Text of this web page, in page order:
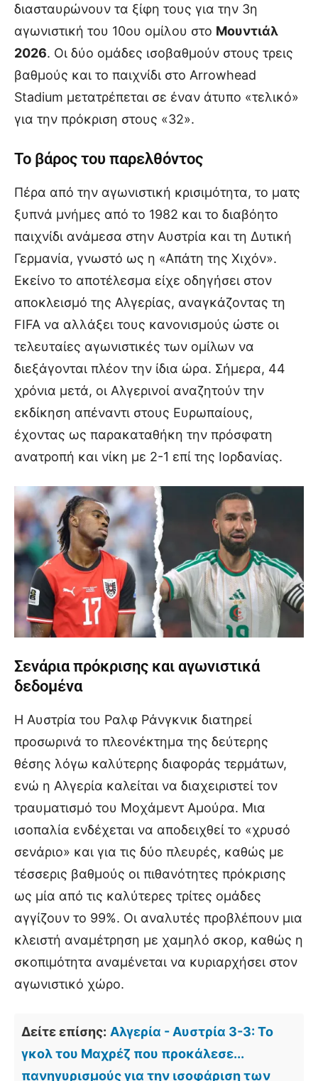
διασταυρώνουν τα ξίφη τους για την 3η
αγωνιστική του 10ου ομίλου στο Μουντιάλ
2026. Οι δύο ομάδες ισοβαθμούν στους τρεις
βαθμούς και το παιχνίδι στο Arrowhead
Stadium μετατρέπεται σε έναν άτυπο «τελικό»
για την πρόκριση στους «32».
Το βάρος του παρελθόντος
Πέρα από την αγωνιστική κρισιμότητα, το ματς
ξυπνά μνήμες από το 1982 και το διαβόητο
παιχνίδι ανάμεσα στην Αυστρία και τη Δυτική
Γερμανία, γνωστό ως η «Απάτη της Χιχόν».
Εκείνο το αποτέλεσμα είχε οδηγήσει στον
αποκλεισμό της Αλγερίας, αναγκάζοντας τη
FIFA να αλλάξει τους κανονισμούς ώστε οι
τελευταίες αγωνιστικές των ομίλων να
διεξάγονται πλέον την ίδια ώρα. Σήμερα, 44
χρόνια μετά, οι Αλγερινοί αναζητούν την
εκδίκηση απέναντι στους Ευρωπαίους,
έχοντας ως παρακαταθήκη την πρόσφατη
ανατροπή και νίκη με 2-1 επί της Ιορδανίας.
Σενάρια πρόκρισης και αγωνιστικά
δεδομένα
Η Αυστρία του Ραλφ Ράνγκνικ διατηρεί
προσωρινά το πλεονέκτημα της δεύτερης
θέσης λόγω καλύτερης διαφοράς τερμάτων,
ενώ η Αλγερία καλείται να διαχειριστεί τον
τραυματισμό του Μοχάμεντ Αμούρα. Μια
ισοπαλία ενδέχεται να αποδειχθεί το «χρυσό
σενάριο» και για τις δύο πλευρές, καθώς με
τέσσερις βαθμούς οι πιθανότητες πρόκρισης
ως μία από τις καλύτερες τρίτες ομάδες
αγγίζουν το 99%. Οι αναλυτές προβλέπουν μια
κλειστή αναμέτρηση με χαμηλό σκορ, καθώς η
σκοπιμότητα αναμένεται να κυριαρχήσει στον
αγωνιστικό χώρο.
Δείτε επίσης: Αλγερία - Αυστρία 3-3: Το
γκολ του Μαχρέζ που προκάλεσε...
πανηγυρισμούς για την ισοφάριση των